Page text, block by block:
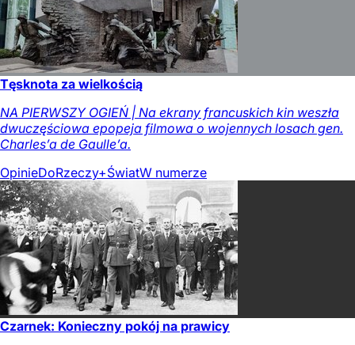
Tęsknota za wielkością
NA PIERWSZY OGIEŃ | Na ekrany francuskich kin weszła
dwuczęściowa epopeja filmowa o wojennych losach gen.
Charles’a de Gaulle’a.
OpinieDoRzeczy+ŚwiatW numerze
Czarnek: Konieczny pokój na prawicy